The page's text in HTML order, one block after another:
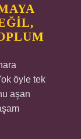
öyle tek
aşan